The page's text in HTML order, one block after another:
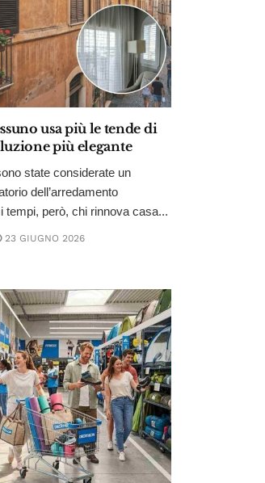
usa più le tende di
più elegante
state considerate un
dell’arredamento
tempi, però, chi rinnova casa...
23 GIUGNO 2026